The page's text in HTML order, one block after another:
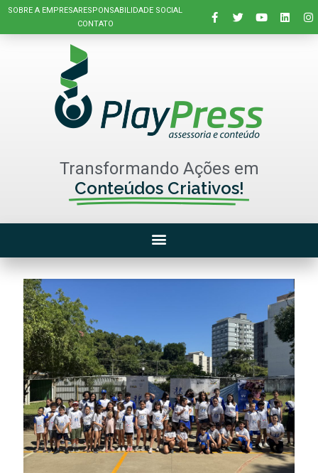
SOBRE A EMPRESARESPONSABILIDADE SOCIAL
CONTATO
Transformando Ações em
Conteúdos Criativos!